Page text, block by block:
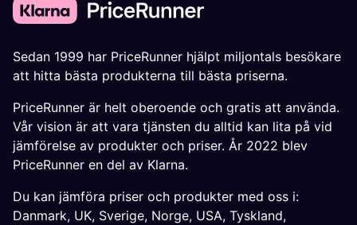
Sedan 1999 har PriceRunner hjälpt miljontals besökare
att hitta bästa produkterna till bästa priserna.
PriceRunner är helt oberoende och gratis att använda.
Vår vision är att vara tjänsten du alltid kan lita på vid
jämförelse av produkter och priser. År 2022 blev
PriceRunner en del av Klarna.
Du kan jämföra priser och produkter med oss i:
Danmark, UK, Sverige, Norge, USA, Tyskland,